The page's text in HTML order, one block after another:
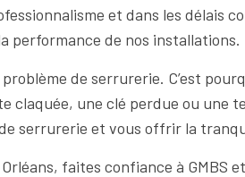
et dans les délais
performance de nos installations.
de serrurerie. C’est
claquée, une clé perdue ou
serrurerie et vous offrir la
faites confiance à GMBS